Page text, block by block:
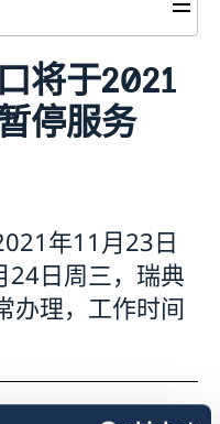
将于2021
停服务
年11月23日
24日周三，瑞典
办理，工作时间